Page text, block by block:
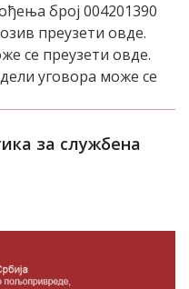
број 004201390
преузети овде.
се преузети овде.
уговора може се
за службена